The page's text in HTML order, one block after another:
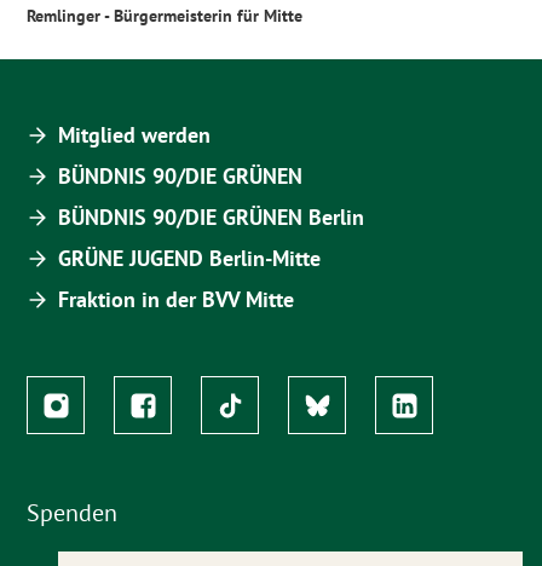
Remlinger - Bürgermeisterin für Mitte
Mitglied werden
BÜNDNIS 90/DIE GRÜNEN
BÜNDNIS 90/DIE GRÜNEN Berlin
GRÜNE JUGEND Berlin-Mitte
Fraktion in der BVV Mitte
Spenden